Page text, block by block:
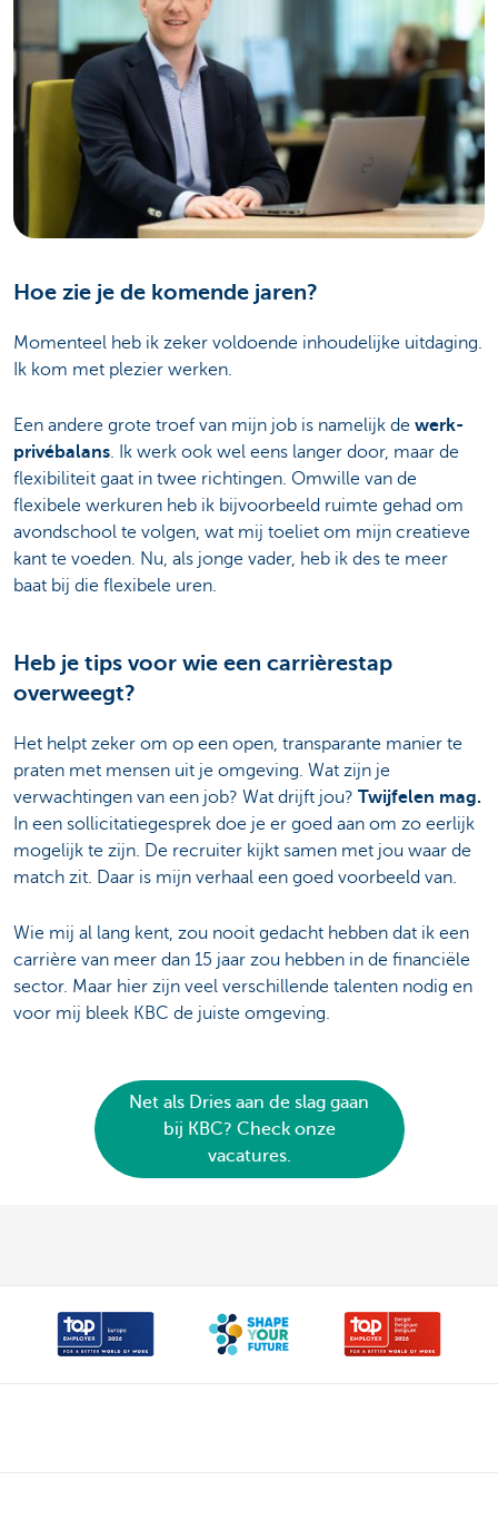
Hoe zie je de komende jaren?
Momenteel heb ik zeker voldoende inhoudelijke uitdaging.
Ik kom met plezier werken.
Een andere grote troef van mijn job is namelijk de werk-
privébalans. Ik werk ook wel eens langer door, maar de
flexibiliteit gaat in twee richtingen. Omwille van de
flexibele werkuren heb ik bijvoorbeeld ruimte gehad om
avondschool te volgen, wat mij toeliet om mijn creatieve
kant te voeden. Nu, als jonge vader, heb ik des te meer
baat bij die flexibele uren.
Heb je tips voor wie een carrièrestap
overweegt?
Het helpt zeker om op een open, transparante manier te
praten met mensen uit je omgeving. Wat zijn je
verwachtingen van een job? Wat drijft jou? Twijfelen mag.
In een sollicitatiegesprek doe je er goed aan om zo eerlijk
mogelijk te zijn. De recruiter kijkt samen met jou waar de
match zit. Daar is mijn verhaal een goed voorbeeld van.
Wie mij al lang kent, zou nooit gedacht hebben dat ik een
carrière van meer dan 15 jaar zou hebben in de financiële
sector. Maar hier zijn veel verschillende talenten nodig en
voor mij bleek KBC de juiste omgeving.
Net als Dries aan de slag gaan
bij KBC? Check onze
vacatures.